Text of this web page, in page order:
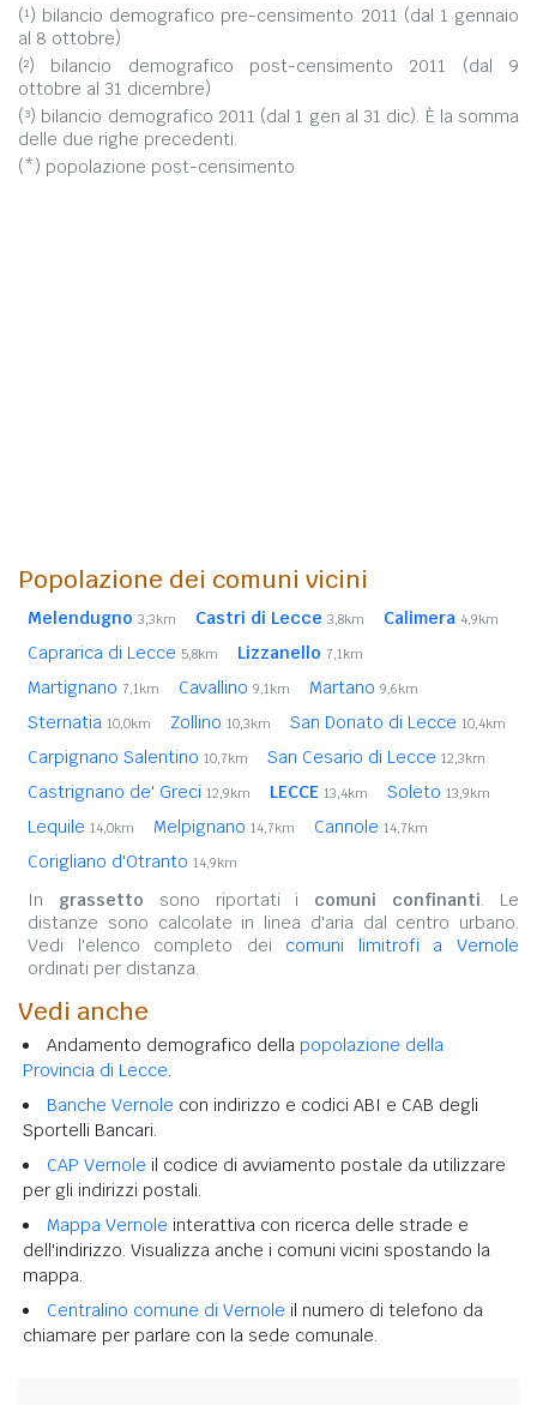
(¹) bilancio demografico pre-censimento 2011 (dal 1 gennaio
al 8 ottobre)
(²) bilancio demografico post-censimento 2011 (dal 9
ottobre al 31 dicembre)
(³) bilancio demografico 2011 (dal 1 gen al 31 dic). È la somma
delle due righe precedenti.
(*) popolazione post-censimento
Popolazione dei comuni vicini
Melendugno 3,3km Castri di Lecce 3,8km Calimera 4,9km
Caprarica di Lecce 5,8km Lizzanello 7,1km
Martignano 7,1km Cavallino 9,1km Martano 9,6km
Sternatia 10,0km Zollino 10,3km San Donato di Lecce 10,4km
Carpignano Salentino 10,7km San Cesario di Lecce 12,3km
Castrignano de' Greci 12,9km LECCE 13,4km Soleto 13,9km
Lequile 14,0km Melpignano 14,7km Cannole 14,7km
Corigliano d'Otranto 14,9km
In grassetto sono riportati i comuni confinanti. Le
distanze sono calcolate in linea d'aria dal centro urbano.
Vedi l'elenco completo dei comuni limitrofi a Vernole
ordinati per distanza.
Vedi anche
Andamento demografico della popolazione della
Provincia di Lecce.
Banche Vernole con indirizzo e codici ABI e CAB degli
Sportelli Bancari.
CAP Vernole il codice di avviamento postale da utilizzare
per gli indirizzi postali.
Mappa Vernole interattiva con ricerca delle strade e
dell'indirizzo. Visualizza anche i comuni vicini spostando la
mappa.
Centralino comune di Vernole il numero di telefono da
chiamare per parlare con la sede comunale.